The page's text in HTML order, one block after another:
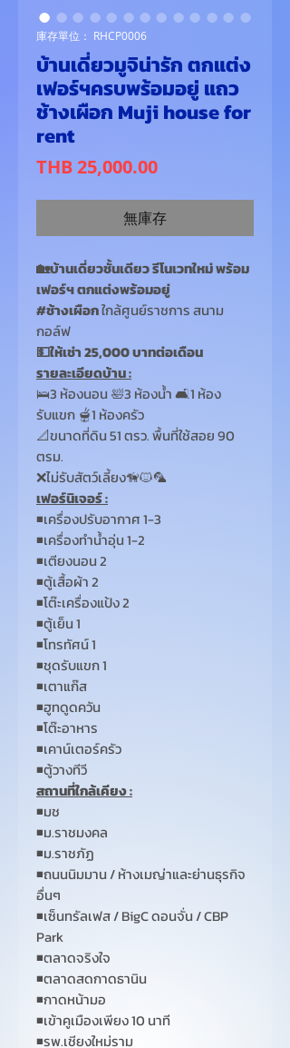
庫存單位： RHCP0006
บ้านเดี่ยวมูจิน่ารัก ตกแต่ง
เฟอร์ฯครบพร้อมอยู่ แถว
ช้างเผือก Muji house for
rent
THB 25,000.00價
無庫存
🏡บ้านเดี่ยวชั้นเดียว รีโนเวทใหม่ พร้อม
เฟอร์ฯ ตกแต่งพร้อมอยู่
#ช้างเผือกใกล้ศูนย์ราชการ สนาม
กอล์ฟ
💵ให้เช่า 25,000บาทต่อเดือน
รายละเอียดบ้าน :
🛌3 ห้องนอน 🛀3 ห้องน้ำ 🛋️1 ห้อง
รับแขก 🫕1 ห้องครัว
📐ขนาดที่ดิน 51ตรว.พื้นที่ใช้สอย90
ตรม.
❌ไม่รับสัตว์เลี้ยง🦮🐱🦜
เฟอร์นิเจอร์ :
◾เครื่องปรับอากาศ 1-3
◾เครื่องทำน้ำอุ่น 1-2
◾เตียงนอน 2
◾ตู้เสื้อผ้า 2
◾โต๊ะเครื่องแป้ง 2
◾ตู้เย็น 1
◾โทรทัศน์ 1
◾ชุดรับแขก 1
◾เตาแก๊ส
◾ฮูทดูดควัน
◾โต๊ะอาหาร
◾เคาน์เตอร์ครัว
◾ตู้วางทีวี
สถานที่ใกล้เคียง :
◾มช
◾ม.ราชมงคล
◾ม.ราชภัฏ
◾ถนนนิมมาน / ห้างเมญ่าและย่านธุรกิจ
อื่นๆ
◾เซ็นทรัลเฟส / BigC ดอนจั่น / CBP
Park
◾ตลาดจริงใจ
◾ตลาดสดกาดธานิน
◾กาดหน้ามอ
◾เข้าคูเมืองเพียง 10 นาที
◾รพ.เชียงใหม่ราม